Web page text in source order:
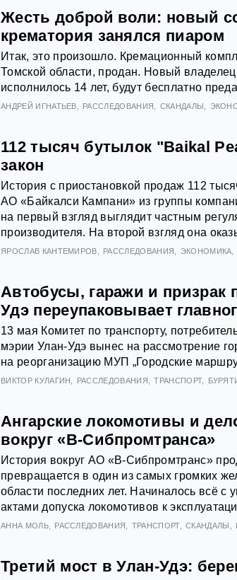
Жесть доброй воли: новый
крематория занялся пиаром
Итак, это произошло. Кремационный
Томской области, продан. Новый
исполнилось 14 лет, будут бесплатно
АНДРЕЙ ИГНАТЬЕВ РАССЛЕДОВАНИЯ СКАНДАЛЫ
112 тысяч бутылок "Baikal
закон
История с приостановкой продаж 112
АО «Байкалси Кампани» из группы
на первый взгляд выглядит частным
производителя. На второй взгляд она
ЯРОСЛАВ КАНТЕМИРОВ РАССЛЕДОВАНИЯ ЭКОНОМИКА
Автобусы, гаражи и призрак
Удэ переупаковывает
13 мая Комитет по транспорту,
мэрии Улан-Удэ вынес на рассмотрение
на реорганизацию МУП „Городские
ВИКТОР КУЛАГИН РАССЛЕДОВАНИЯ ТРАНСПОРТ
Ангарские локомотивы и
вокруг «В-Сибпромтранса»
История вокруг АО «В-Сибпромтранс»
превращается в один из самых громких
области последних лет. Начиналось всё с
актами допуска локомотивов к
АННА МОЛЬ РАССЛЕДОВАНИЯ ТРАНСПОРТ СКАНДАЛЫ
Третий мост в Улан-Удэ: